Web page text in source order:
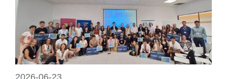
2026-06-23